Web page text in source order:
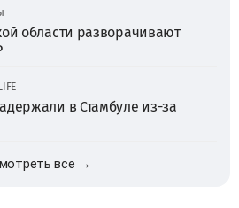
области разворачивают
в Стамбуле из-за
все →